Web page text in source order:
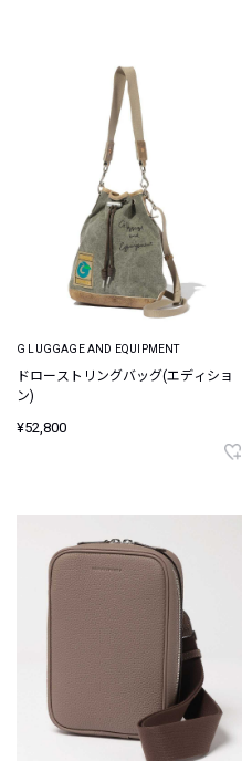
G LUGGAGE AND EQUIPMENT
ドローストリングバッグ(エディショ
ン)
¥52,800